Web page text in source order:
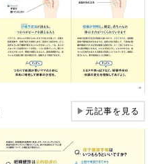
▶元記事を見る